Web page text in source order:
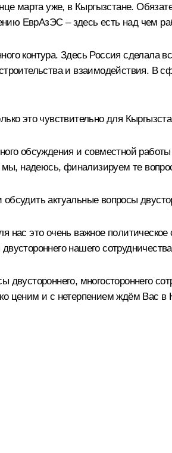
марта уже, в Кыргызстане.
ЕврАзЭС – здесь есть над чем
контура. Здесь Россия сделала
и взаимодействия. В
это чувствительно для
обсуждения и совместной
надеюсь, финализируем те
актуальные вопросы
это очень важное
нашего
многостороннего
ценим и с нетерпением ждём Вас в